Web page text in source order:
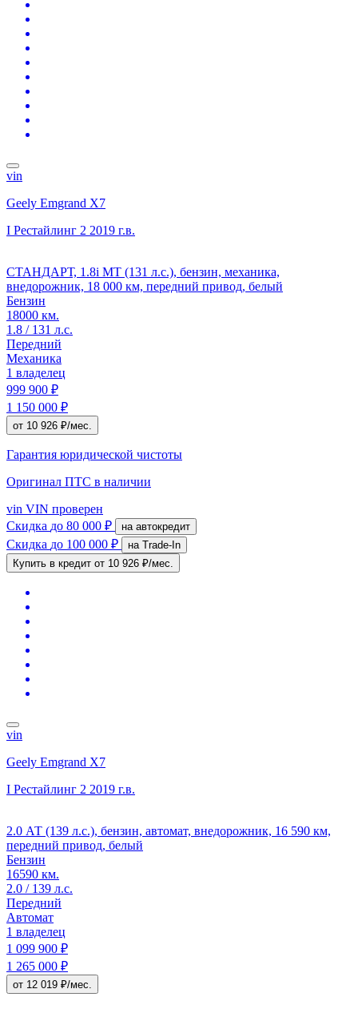
vin
Geely Emgrand X7
I Рестайлинг 2 2019 г.в.
СТАНДАРТ, 1.8i MT (131 л.с.), бензин, механика,
внедорожник, 18 000 км, передний привод, белый
Бензин
18000 км.
1.8 / 131 л.с.
Передний
Механика
1 владелец
999 900 ₽
1 150 000 ₽
от 10 926 ₽/мес.
Гарантия юридической чистоты
Оригинал ПТС в наличии
vin VIN проверен
Скидка до 80 000 ₽ на автокредит
Скидка до 100 000 ₽
на Trade-In
Купить в кредит от 10 926 ₽/мес.
vin
Geely Emgrand X7
I Рестайлинг 2 2019 г.в.
2.0 АТ (139 л.с.), бензин, автомат, внедорожник, 16 590 км,
передний привод, белый
Бензин
16590 км.
2.0 / 139 л.с.
Передний
Автомат
1 владелец
1 099 900 ₽
1 265 000 ₽
от 12 019 ₽/мес.